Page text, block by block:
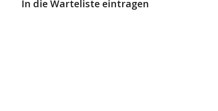
In die Warteliste eintragen